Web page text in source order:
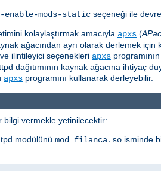
enable-mods-static seçeneği ile
kolaylaştırmak amacıyla apxs (
ağacından ayrı olarak derlemek için
ilintileyici seçenekleri apxs
dağıtımının kaynak ağacına ihtiyaç
apxs programını kullanarak derleyebilir.
bilgi vermekle yetinilecektir:
modülünü mod_filanca.so isminde